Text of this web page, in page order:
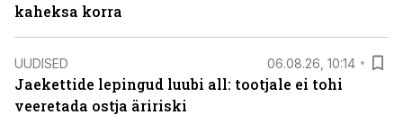
kaheksa korra
UUDISED 06.08.26, 10:14
Jaekettide lepingud luubi all: tootjale ei tohi
veeretada ostja äririski